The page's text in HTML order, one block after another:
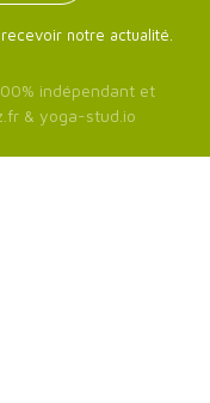
notre actualité.
indépendant et
& yoga-stud.io